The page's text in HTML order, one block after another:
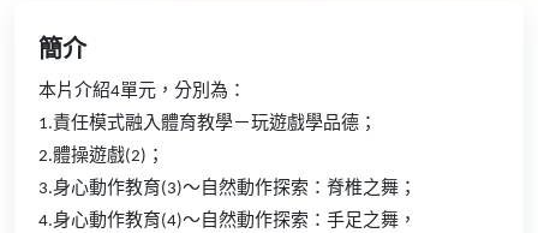
簡介
本片介紹4單元，分別為：
1.責任模式融入體育教學－玩遊戲學品德；
2.體操遊戲(2)；
3.身心動作教育(3)～自然動作探索：脊椎之舞；
4.身心動作教育(4)～自然動作探索：手足之舞，